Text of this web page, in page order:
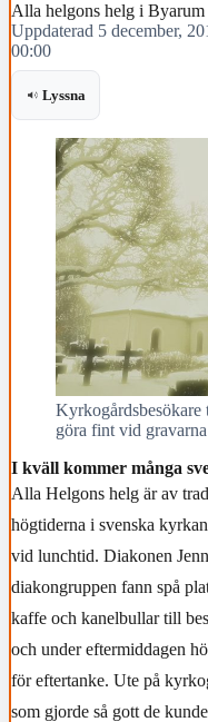
Alla helgons helg i Byarum
Uppdaterad 5 december,
00:00
Lyssna
Kyrkogårdsbesökare
göra fint vid
I kväll kommer många
Alla Helgons helg är av
högtiderna i svenska
vid lunchtid. Diakonen
diakongruppen fann spå
kaffe och kanelbullar till
och under eftermiddagen
för eftertanke. Ute på
som gjorde så gott de